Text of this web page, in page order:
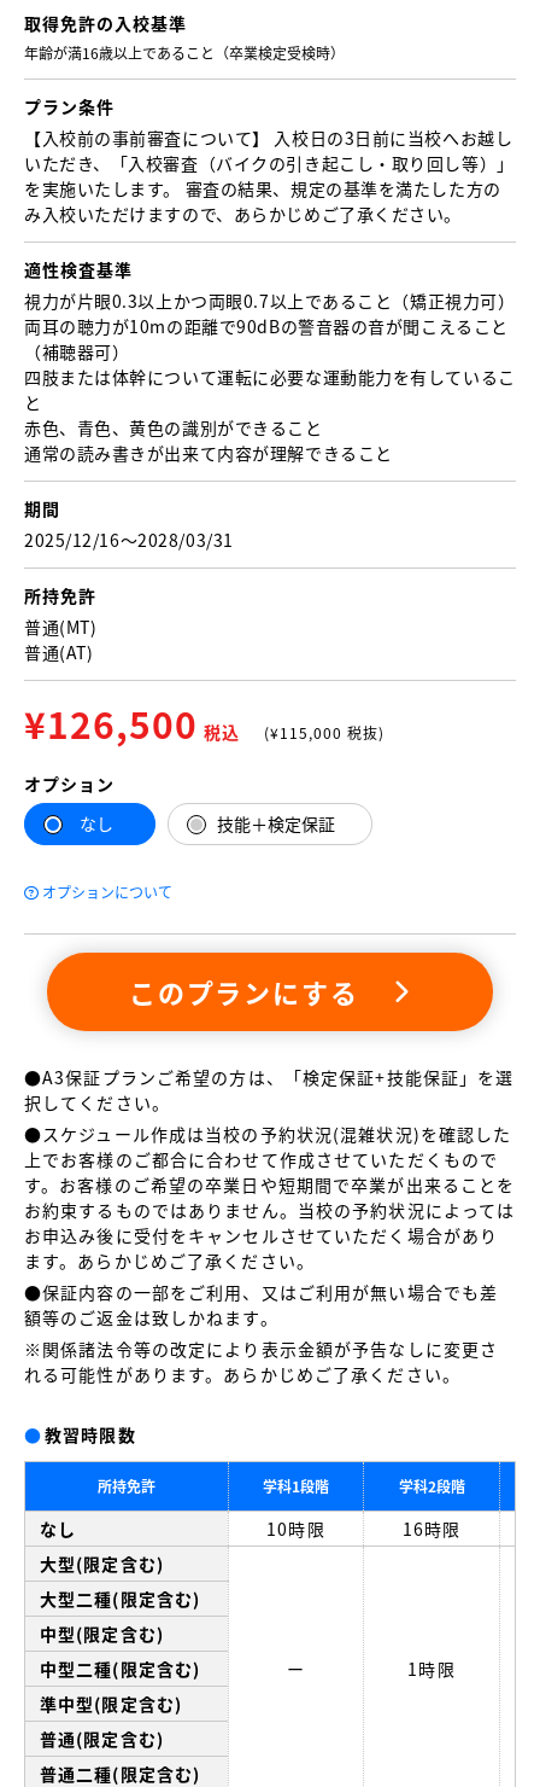
取得免許の入校基準
年齢が満16歳以上であること （卒業検定受検時）
プラン条件
【入校前の事前審査について】 入校日の3日前に当校へお越し
いただき、「入校審査（バイクの引き起こし・取り回し等）」
を実施いたします。 審査の結果、規定の基準を満たした方の
み入校いただけますので、あらかじめご了承ください。
適性検査基準
視力が片眼0.3以上かつ両眼0.7以上であること （矯正視力可）
両耳の聴力が10mの距離で90dBの警音器の音が聞こえること
（補聴器可）
四肢または体幹について運転に必要な運動能力を有しているこ
と
赤色、青色、黄色の識別ができること
通常の読み書きが出来て内容が理解できること
期間
2025/12/16〜2028/03/31
所持免許
普通(MT)
普通(AT)
¥126,500 税込 (¥115,000 税抜)
オプション
なし
技能＋検定保証
オプションについて
このプランにする
●A3保証プランご希望の方は、「検定保証+技能保証」を選
択してください。
●スケジュール作成は当校の予約状況(混雑状況)を確認した
上でお客様のご都合に合わせて作成させていただくもので
す。お客様のご希望の卒業日や短期間で卒業が出来ることを
お約束するものではありません。当校の予約状況によっては
お申込み後に受付をキャンセルさせていただく場合があり
ます。あらかじめご了承ください。
●保証内容の一部をご利用、又はご利用が無い場合でも差
額等のご返金は致しかねます。
※関係諸法令等の改定により表示金額が予告なしに変更さ
れる可能性があります。あらかじめご了承ください。
●教習時限数
所持免許 学科1段階 学科2段階
なし 10時限
16時限
大型(限定含む)
ー 1時限
大型二種(限定含む)
中型(限定含む)
中型二種(限定含む)
準中型(限定含む)
普通(限定含む)
普通二種(限定含む)